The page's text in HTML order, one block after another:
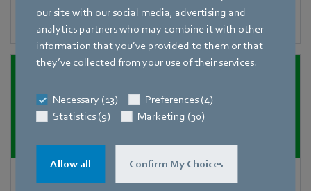
our site with our social media, advertising and
analytics partners who may combine it with other
information that you’ve provided to them or that
they’ve collected from your use of their services.
Necessary (13)
Preferences (4)
Statistics (9)
Marketing (30)
Allow all Confirm My Choices
Verflüssiger
Adiabatische Kühlung